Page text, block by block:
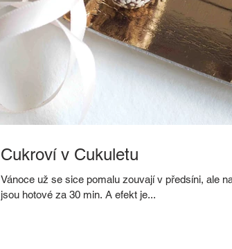
Cukroví v Cukuletu
Vánoce už se sice pomalu zouvají v předsíni, ale
jsou hotové za 30 min. A efekt je...